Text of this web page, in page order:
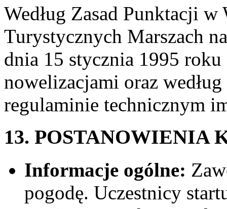
Według Zasad Punktacji
Turystycznych Marszach
dnia 15 stycznia 1995
nowelizacjami oraz
regulaminie technicznym
13. POSTANOWIENIA
Informacje ogólne:
pogodę. Uczestnicy